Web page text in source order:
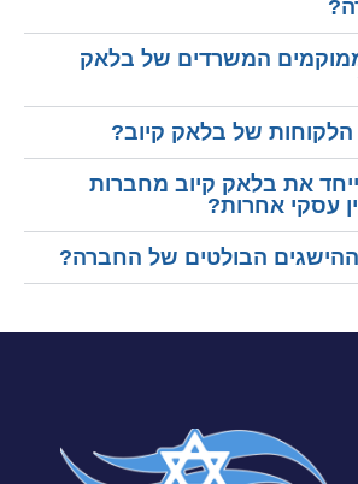
ממוקמים המשרדים של בלאק
של בלאק קיוב?
את בלאק קיוב מחברות
עסקי אחרות?
הבולטים של החברה?